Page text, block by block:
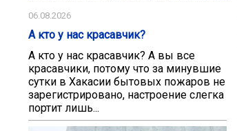
06.08.2026
А кто у нас красавчик?
А кто у нас красавчик? А вы все
красавчики, потому что за минувшие
сутки в Хакасии бытовых пожаров не
зарегистрировано, настроение слегка
портит лишь...